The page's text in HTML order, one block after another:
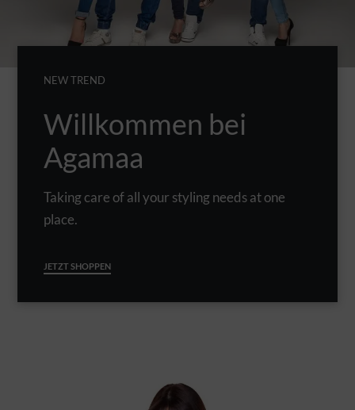
NEW TREND
Willkommen bei
Agamaa
Taking care of all your styling needs at one
place.
JETZT SHOPPEN